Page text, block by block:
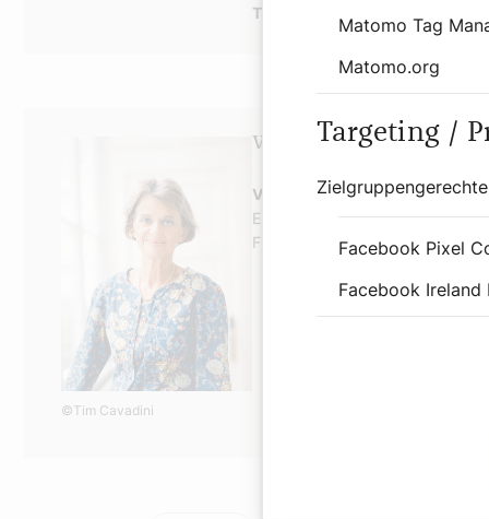
Tipp:
©Tim Cavadini
Woher das Rezept
Véronique Dautricheleitet das
Erzdiözese Wien. Die gebürtige
Freundin erhalten.
Matomo Tag
Matomo.org
Targeting /
Facebook Pixel
Facebook Ireland